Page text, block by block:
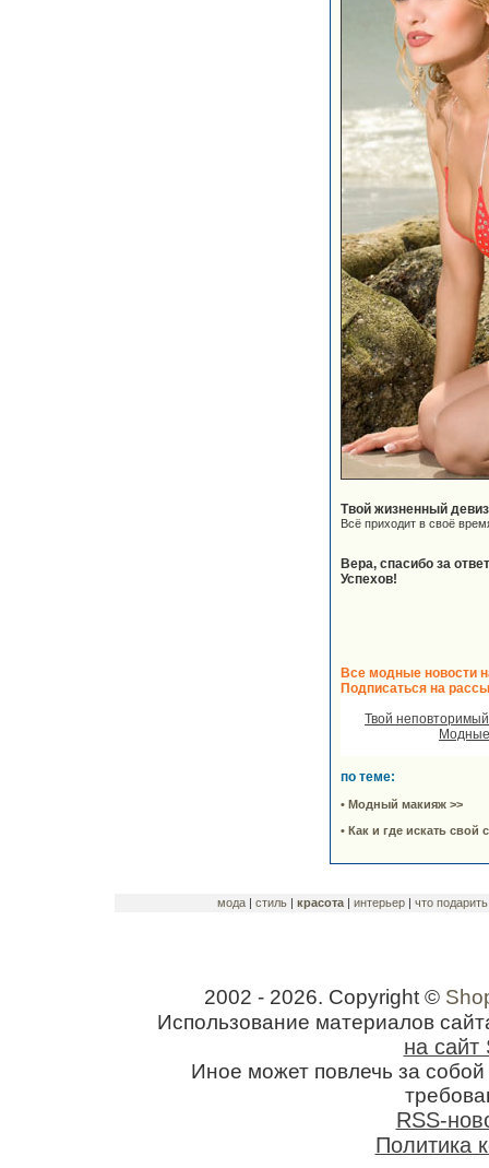
Твой жизненный
Всё приходит в своё
Вера, спасибо за
Успехов!
Все модные новости
Подписаться на
Твой
по теме:
• Модный макияж >>
• Как и где искать свой
мода | стиль| красота| интерьер| что подарить
2002 - 2026. Copyright ©
Использование материалов
на сайт
Иное может повлечь за
RSS-
Политика